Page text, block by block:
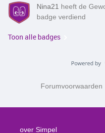
Nina21 heeft de
badge verdiend
Toon alle badges
Forumvoorwaarden
over Simpel